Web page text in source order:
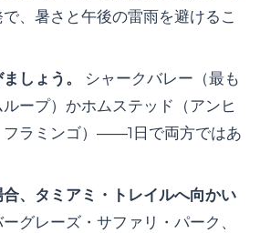
、暑さと午後の雷雨を避けるこ
しょう。
シャークバレー（最も
ープ）かホムステッド（アンヒ
フラミンゴ）――1日で両方ではあ
、タミアミ・トレイルへ向かい
ーグレーズ・サファリ・パーク、